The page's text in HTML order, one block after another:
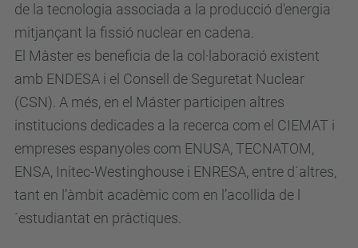
de la tecnologia associada a la producció d'energia
mitjançant la fissió nuclear en cadena.
El Màster es beneficia de la col·laboració existent
amb ENDESA i el Consell de Seguretat Nuclear
(CSN). A més, en el Máster participen altres
institucions dedicades a la recerca com el CIEMAT i
empreses espanyoles com ENUSA, TECNATOM,
ENSA, Initec-Westinghouse i ENRESA, entre d´altres,
tant en l’àmbit acadèmic com en l’acollida de l
´estudiantat en pràctiques.